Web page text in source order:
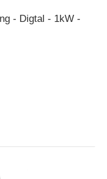
- Digtal - 1kW -